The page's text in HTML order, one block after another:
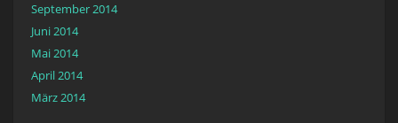
September 2014
Juni 2014
Mai 2014
April 2014
März 2014